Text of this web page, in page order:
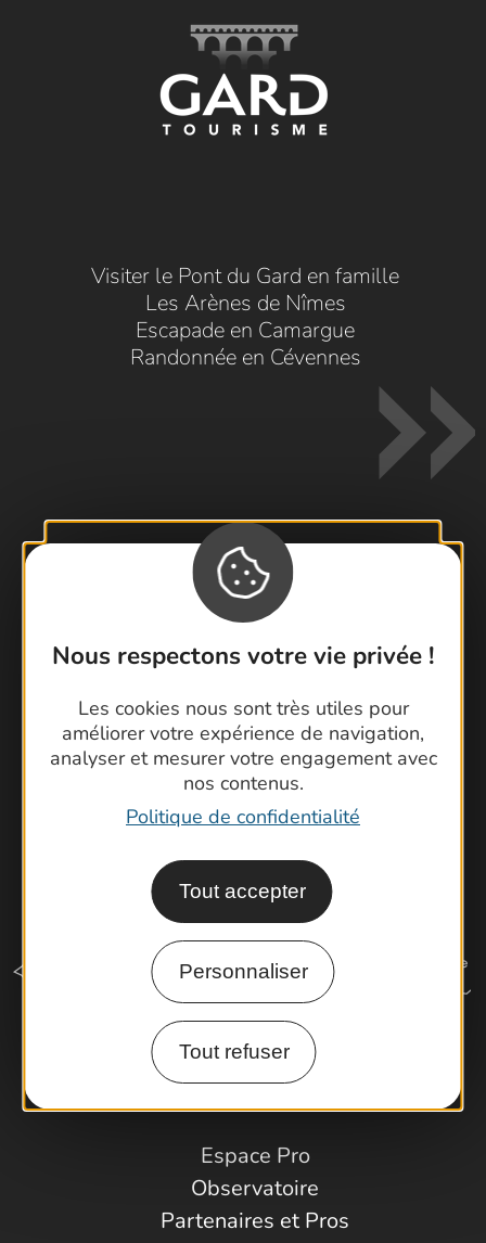
Nous respectons votre vie privée !
Les cookies nous sont très utiles pour
améliorer votre expérience de navigation,
analyser et mesurer votre engagement avec
nos contenus.
Politique de confidentialité
Tout accepter
Personnaliser
Tout refuser
Visiter le Pont du Gard en famille
Les Arènes de Nîmes
Escapade en Camargue
Randonnée en Cévennes
Contactez-nous !
Foire aux questions
Brochures
Latitude Gard
Comment venir ?
Espace Pro
Observatoire
Partenaires et Pros